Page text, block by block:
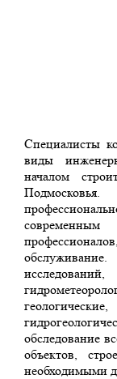
Специалисты
виды
началом
современным
обследование
объектов,
необходимыми